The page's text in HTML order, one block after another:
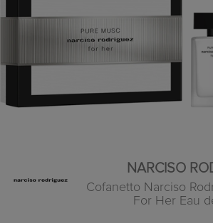
NARCISO
Cofanetto Narciso
For Her Eau